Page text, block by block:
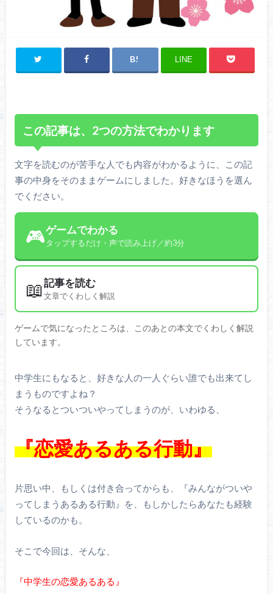
LINE
この記事は、2つの方法でわかります
文字を読むのが苦手な人でも内容がわかるように、この記
事の中身をそのままゲームにしました。好きなほうを選ん
でください。
🎮ゲームでわかる
タップするだけ・声で読み上げ／約3分
📖記事を読む
文章でくわしく解説
ゲームで気になったところは、このあとの本文でくわしく解説
しています。
中学生にもなると、好きな人の一人ぐらい誰でも出来てし
まうものですよね？
そうなるとついついやってしまうのが、いわゆる、
『恋愛あるある行動』
片思い中、もしくは付き合ってからも、『みんながついや
ってしまうあるある行動』を、もしかしたらあなたも経験
しているのかも。
そこで今回は、そんな、
『中学生の恋愛あるある』